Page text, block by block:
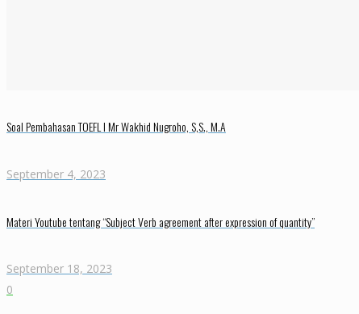
Soal Pembahasan TOEFL I Mr Wakhid Nugroho, S,S., M.A
September 4, 2023
Materi Youtube tentang “Subject Verb agreement after expression of quantity”
September 18, 2023
0